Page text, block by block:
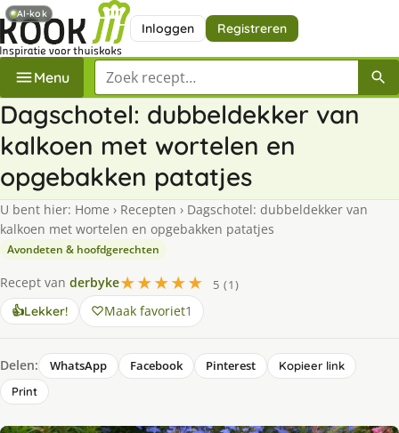
Inloggen Registreren
Menu Zoek een recept
Dagschotel: dubbeldekker van
kalkoen met wortelen en
opgebakken patatjes
U bent hier: Home › Recepten › Dagschotel: dubbeldekker van
kalkoen met wortelen en opgebakken patatjes
Avondeten & hoofdgerechten
Recept van derbyke★★★★★
5 (1)
👍Lekker! Maak favoriet1
Delen: WhatsApp Facebook Pinterest
Kopieer link
Print
AI-kok